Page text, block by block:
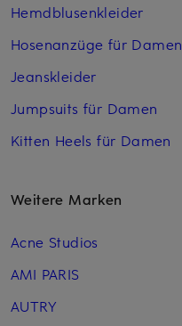
Hemdblusenkleider
Hosenanzüge für Damen
Jeanskleider
Jumpsuits für Damen
Kitten Heels für Damen
Weitere Marken
Acne Studios
AMI PARIS
AUTRY